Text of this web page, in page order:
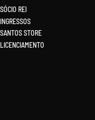
SÓCIO REI
INGRESSOS
SANTOS STORE
LICENCIAMENTO